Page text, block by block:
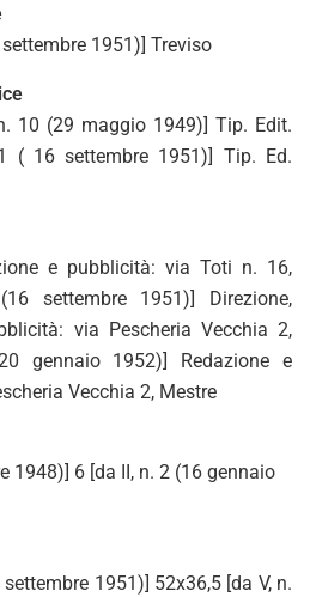
1951)] Treviso
10 (29 maggio 1949)] Tip. Edit.
( 16 settembre 1951)] Tip. Ed.
e pubblicità: via Toti n. 16,
settembre 1951)] Direzione,
via Pescheria Vecchia 2,
gennaio 1952)] Redazione e
Vecchia 2, Mestre
1948)] 6 [da II, n. 2 (16 gennaio
1951)] 52x36,5 [da V, n.